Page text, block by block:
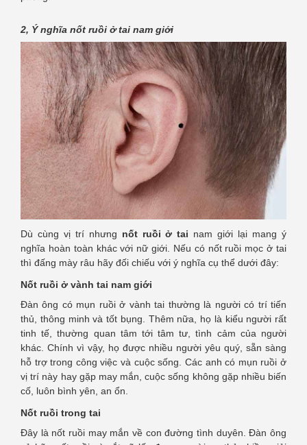
2, Ý nghĩa nốt ruồi ở tai nam giới
Dù cùng vị trí nhưng nốt ruồi ở tai nam giới lại mang ý
nghĩa hoàn toàn khác với nữ giới. Nếu có nốt ruồi mọc ở tai
thì đấng mày râu hãy đối chiếu với ý nghĩa cụ thể dưới đây:
Nốt ruồi ở vành tai nam giới
Đàn ông có mụn ruồi ở vành tai thường là người có trí tiến
thủ, thông minh và tốt bụng. Thêm nữa, họ là kiểu người rất
tinh tế, thường quan tâm tới tâm tư, tình cảm của người
khác. Chính vì vậy, họ được nhiều người yêu quý, sẵn sàng
hỗ trợ trong công việc và cuộc sống. Các anh có mụn ruồi ở
vị trí này hay gặp may mắn, cuộc sống không gặp nhiều biến
cố, luôn bình yên, an ổn.
Nốt ruồi trong tai
Đây là nốt ruồi may mắn về con đường tình duyên. Đàn ông